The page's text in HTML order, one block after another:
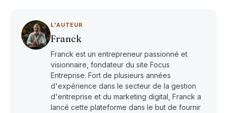
L'AUTEUR
Franck
Franck est un entrepreneur passionné et
visionnaire, fondateur du site Focus
Entreprise. Fort de plusieurs années
d'expérience dans le secteur de la gestion
d'entreprise et du marketing digital, Franck a
lancé cette plateforme dans le but de fournir